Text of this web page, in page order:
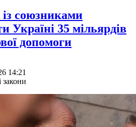
союзниками
Україні 35 мільярдів
допомоги
14:21
закони